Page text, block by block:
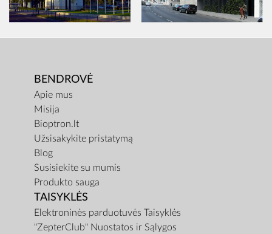
BENDROVĖ
Apie mus
Misija
Bioptron.lt
Užsisakykite pristatymą
Blog
Susisiekite su mumis
Produkto sauga
TAISYKLĖS
Elektroninės parduotuvės Taisyklės
"ZepterClub" Nuostatos ir Sąlygos